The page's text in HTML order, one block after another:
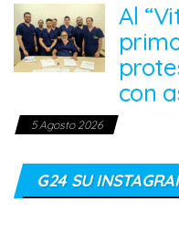
Al
con
5 Agosto 2026
G24 SU